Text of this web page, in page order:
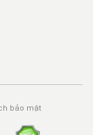
bảo mật